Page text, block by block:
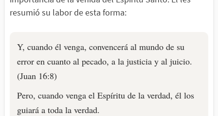
resumió su labor de esta forma:
Y, cuando él venga, convencerá al mundo de su
error en cuanto al pecado, a la justicia y al juicio.
(Juan 16:8)
Pero, cuando venga el Espíritu de la verdad, él los
guiará a toda la verdad.